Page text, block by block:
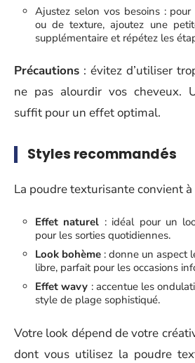
Ajustez selon vos besoins :
ou de texture, ajoutez une
supplémentaire et répétez les
Précautions : évitez d’utiliser
ne pas alourdir vos cheveux.
suffit pour un effet optimal.
Styles recommandés
La poudre texturisante convient
Effet naturel : idéal pour un
pour les sorties quotidiennes.
Look bohème : donne un aspect
libre, parfait pour les occasions
Effet wavy : accentue les
style de plage sophistiqué.
Votre look dépend de votre
dont vous utilisez la poudre